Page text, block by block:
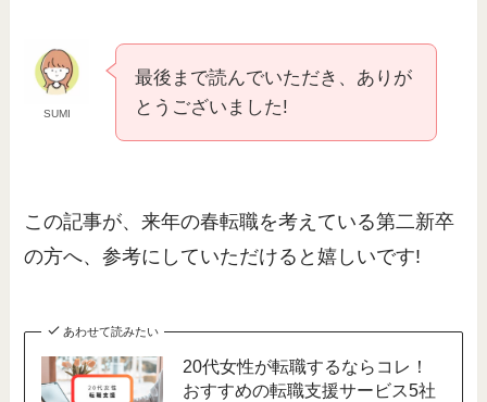
SUMI
最後まで読んでいただき、ありが
とうございました!
この記事が、来年の春転職を考えている第二新卒
の方へ、参考にしていただけると嬉しいです!
あわせて読みたい
20代女性が転職するならコレ！
おすすめの転職支援サービス5社